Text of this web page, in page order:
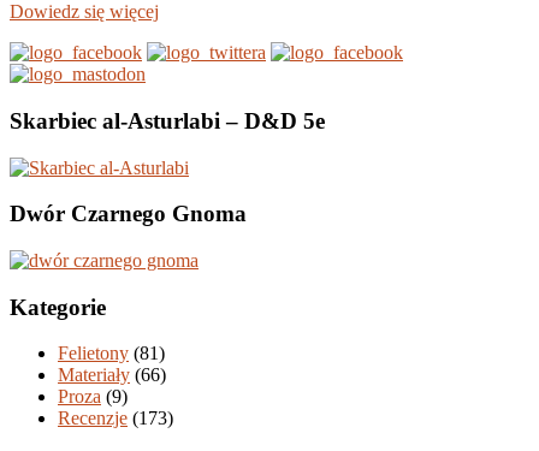
Dowiedz się więcej
Skarbiec al-Asturlabi – D&D 5e
Dwór Czarnego Gnoma
Kategorie
Felietony (81)
Materiały (66)
Proza (9)
Recenzje (173)